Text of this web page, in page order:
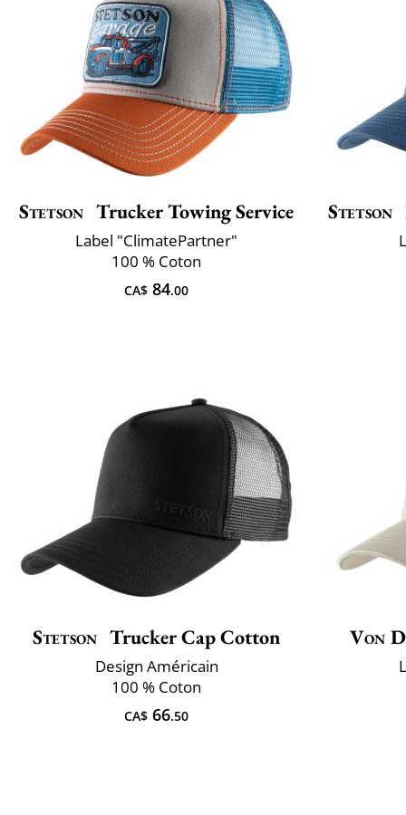
Stetson Trucker Towing Service
Label "ClimatePartner"
100 % Coton
CA$ 84.00
Stetson
Stetson Trucker Cap Cotton
Design Américain
100 % Coton
CA$ 66.50
Von